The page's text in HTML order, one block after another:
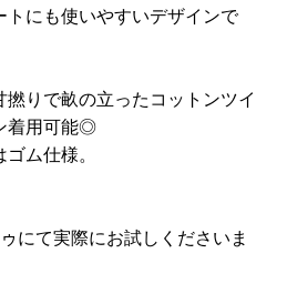
トにも使いやすいデザインで
りで畝の立ったコットンツイ
着用可能◎
ム仕様。
にて実際にお試しくださいま